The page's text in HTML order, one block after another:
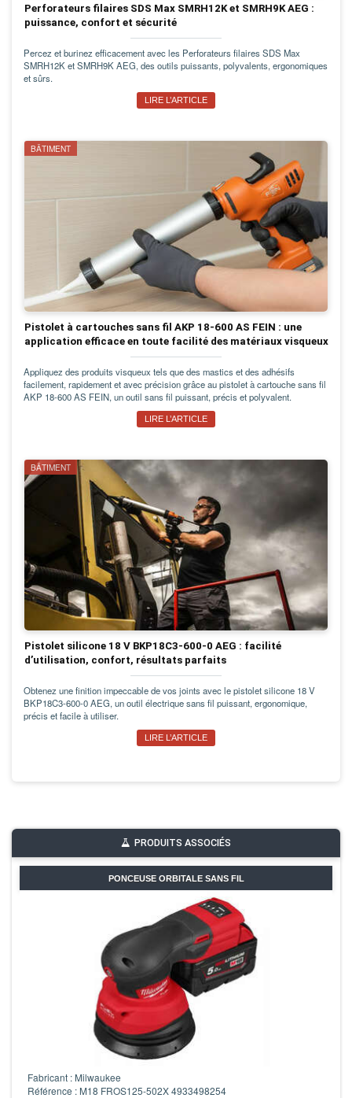
Perforateurs filaires SDS Max SMRH12K et SMRH9K AEG :
puissance, confort et sécurité
Percez et burinez efficacement avec les Perforateurs filaires SDS Max
SMRH12K et SMRH9K AEG, des outils puissants, polyvalents, ergonomiques
et sûrs.
LIRE L’ARTICLE
BÂTIMENT
Pistolet à cartouches sans fil AKP 18-600 AS FEIN : une
application efficace en toute facilité des matériaux visqueux
Appliquez des produits visqueux tels que des mastics et des adhésifs
facilement, rapidement et avec précision grâce au pistolet à cartouche sans fil
AKP 18-600 AS FEIN, un outil sans fil puissant, précis et polyvalent.
LIRE L’ARTICLE
BÂTIMENT
Pistolet silicone 18 V BKP18C3-600-0 AEG : facilité
d’utilisation, confort, résultats parfaits
Obtenez une finition impeccable de vos joints avec le pistolet silicone 18 V
BKP18C3-600-0 AEG, un outil électrique sans fil puissant, ergonomique,
précis et facile à utiliser.
LIRE L’ARTICLE
PRODUITS ASSOCIÉS
PONCEUSE ORBITALE SANS FIL
Fabricant : Milwaukee
Référence : M18 FROS125-502X 4933498254